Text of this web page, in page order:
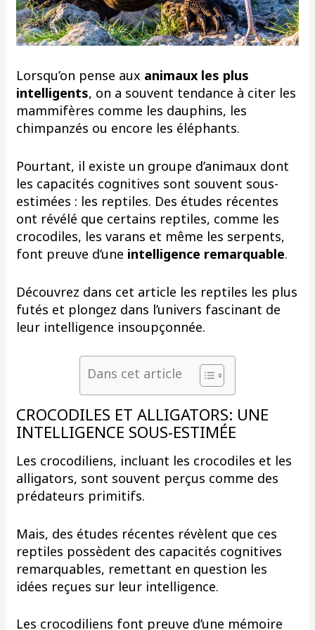
Lorsqu’on pense aux animaux les plus
intelligents, on a souvent tendance à citer les
mammifères comme les dauphins, les
chimpanzés ou encore les éléphants.
Pourtant, il existe un groupe d’animaux dont
les capacités cognitives sont souvent sous-
estimées : les reptiles. Des études récentes
ont révélé que certains reptiles, comme les
crocodiles, les varans et même les serpents,
font preuve d’une intelligence remarquable.
Découvrez dans cet article les reptiles les plus
futés et plongez dans l’univers fascinant de
leur intelligence insoupçonnée.
Dans cet article
CROCODILES ET ALLIGATORS: UNE
INTELLIGENCE SOUS-ESTIMÉE
Les crocodiliens, incluant les crocodiles et les
alligators, sont souvent perçus comme des
prédateurs primitifs.
Mais, des études récentes révèlent que ces
reptiles possèdent des capacités cognitives
remarquables, remettant en question les
idées reçues sur leur intelligence.
Les crocodiliens font preuve d’une mémoire